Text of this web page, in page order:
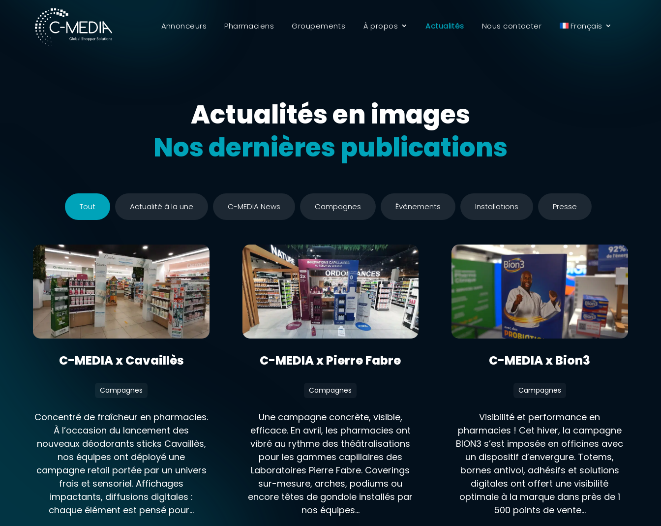
Annonceurs Pharmaciens Groupements À propos Actualités Nous contacter Français
Actualités en images
Nos dernières publications
Tout Actualité à la une C-MEDIA News Campagnes Évènements Installations Presse
C-MEDIA x Cavaillès
Campagnes
Concentré de fraîcheur en pharmacies.
À l’occasion du lancement des
nouveaux déodorants sticks Cavaillès,
nos équipes ont déployé une
campagne retail portée par un univers
frais et sensoriel. Affichages
impactants, diffusions digitales :
chaque élément est pensé pour...
C-MEDIA x Pierre Fabre
Campagnes
Une campagne concrète, visible,
efficace. En avril, les pharmacies ont
vibré au rythme des théâtralisations
pour les gammes capillaires des
Laboratoires Pierre Fabre. Coverings
sur-mesure, arches, podiums ou
encore têtes de gondole installés par
nos équipes...
C-MEDIA x Bion3
Campagnes
Visibilité et performance en
pharmacies ! Cet hiver, la campagne
BION3 s’est imposée en officines avec
un dispositif d’envergure. Totems,
bornes antivol, adhésifs et solutions
digitales ont offert une visibilité
optimale à la marque dans près de 1
500 points de vente...